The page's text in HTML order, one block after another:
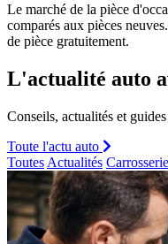
Le marché de la pièce
comparés aux pièces
de pièce gratuitement.
L'actualité auto
Conseils, actualités et
Toute l'actu auto
Toutes Actualités Carrosserie